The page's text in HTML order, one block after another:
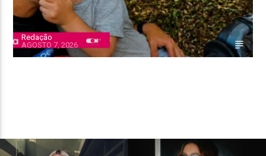
Redação
AGOSTO 7, 2026